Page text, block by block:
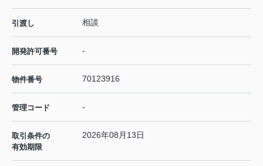
引渡し 相談
開発許可番号 -
物件番号 70123916
管理コード -
取引条件の
有効期限
2026年08月13日